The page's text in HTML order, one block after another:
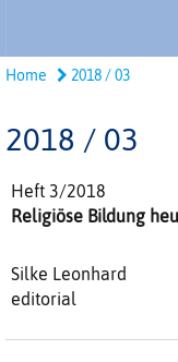
Home 2018 / 03
2018 / 03
Heft 3/2018
Religiöse Bildung
Silke Leonhard
editorial